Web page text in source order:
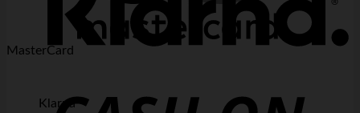
Klarna
MasterCard